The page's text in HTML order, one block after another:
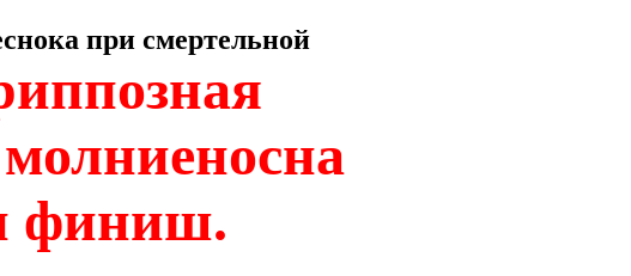
при смертельной
финиш.